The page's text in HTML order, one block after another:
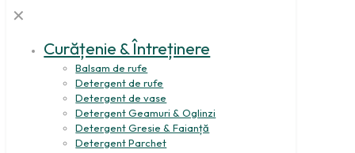
✕
Curățenie & Întreținere
Balsam de rufe
Detergent de rufe
Detergent de vase
Detergent Geamuri & Oglinzi
Detergent Gresie & Faianță
Detergent Parchet